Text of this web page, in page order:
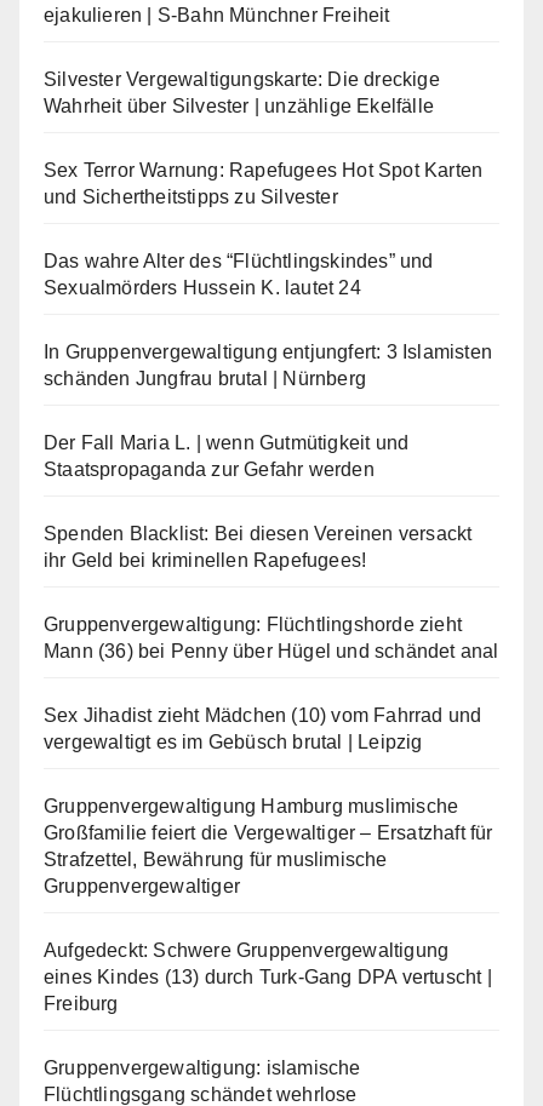
ejakulieren | S-Bahn Münchner Freiheit
Silvester Vergewaltigungskarte: Die dreckige
Wahrheit über Silvester | unzählige Ekelfälle
Sex Terror Warnung: Rapefugees Hot Spot Karten
und Sichertheitstipps zu Silvester
Das wahre Alter des “Flüchtlingskindes” und
Sexualmörders Hussein K. lautet 24
In Gruppenvergewaltigung entjungfert: 3 Islamisten
schänden Jungfrau brutal | Nürnberg
Der Fall Maria L. | wenn Gutmütigkeit und
Staatspropaganda zur Gefahr werden
Spenden Blacklist: Bei diesen Vereinen versackt
ihr Geld bei kriminellen Rapefugees!
Gruppenvergewaltigung: Flüchtlingshorde zieht
Mann (36) bei Penny über Hügel und schändet anal
Sex Jihadist zieht Mädchen (10) vom Fahrrad und
vergewaltigt es im Gebüsch brutal | Leipzig
Gruppenvergewaltigung Hamburg muslimische
Großfamilie feiert die Vergewaltiger – Ersatzhaft für
Strafzettel, Bewährung für muslimische
Gruppenvergewaltiger
Aufgedeckt: Schwere Gruppenvergewaltigung
eines Kindes (13) durch Turk-Gang DPA vertuscht |
Freiburg
Gruppenvergewaltigung: islamische
Flüchtlingsgang schändet wehrlose